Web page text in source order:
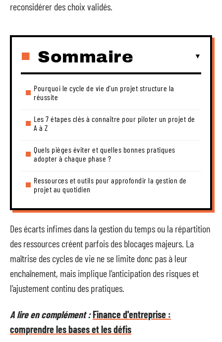
reconsidérer des choix validés.
Sommaire
Pourquoi le cycle de vie d’un projet structure la
réussite
Les 7 étapes clés à connaître pour piloter un projet de
A à Z
Quels pièges éviter et quelles bonnes pratiques
adopter à chaque phase ?
Ressources et outils pour approfondir la gestion de
projet au quotidien
Des écarts infimes dans la gestion du temps ou la répartition
des ressources créent parfois des blocages majeurs. La
maîtrise des cycles de vie ne se limite donc pas à leur
enchaînement, mais implique l’anticipation des risques et
l’ajustement continu des pratiques.
A lire en complément :Finance d'entreprise :
comprendre les bases et les défis